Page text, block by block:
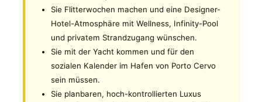
Sie Flitterwochen machen und eine Designer-
Hotel-Atmosphäre mit Wellness, Infinity-Pool
und privatem Strandzugang wünschen.
Sie mit der Yacht kommen und für den
sozialen Kalender im Hafen von Porto Cervo
sein müssen.
Sie planbaren, hoch-kontrollierten Luxus